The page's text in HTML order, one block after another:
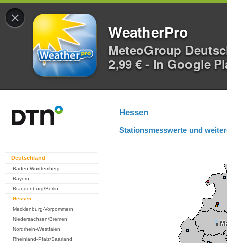
×
WeatherPro
MeteoGroup
2,99 € - In Google
Deutschland
Baden-Württemberg
Bayern
Brandenburg/Berlin
Hessen
Mecklenburg-Vorpommern
Niedersachsen/Bremen
Nordrhein-Westfalen
Rheinland-Pfalz/Saarland
Hessen
Stationsmesswerte und